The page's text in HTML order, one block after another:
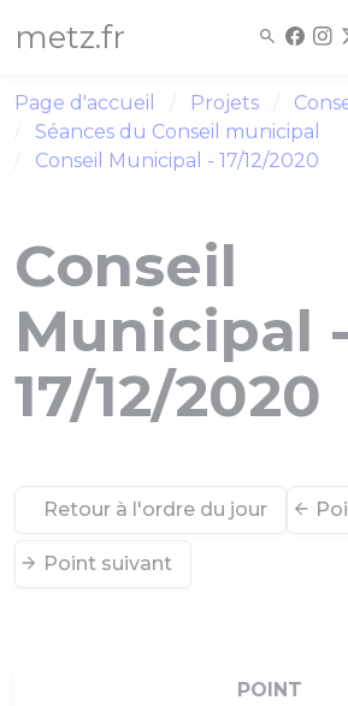
metz.fr
Page d'accueil Projets
Séances du Conseil municipal
Conseil Municipal - 17/12/2020
Conseil
Municipal -
17/12/2020
Retour à l'ordre du jour
Point suivant
POINT